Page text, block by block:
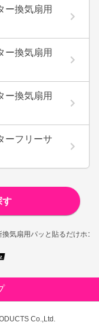
気扇用パッと貼るだけホ
ー換気扇用
ー換気扇用
ー換気扇用
ーフリーサ
す
Co.,Ltd.